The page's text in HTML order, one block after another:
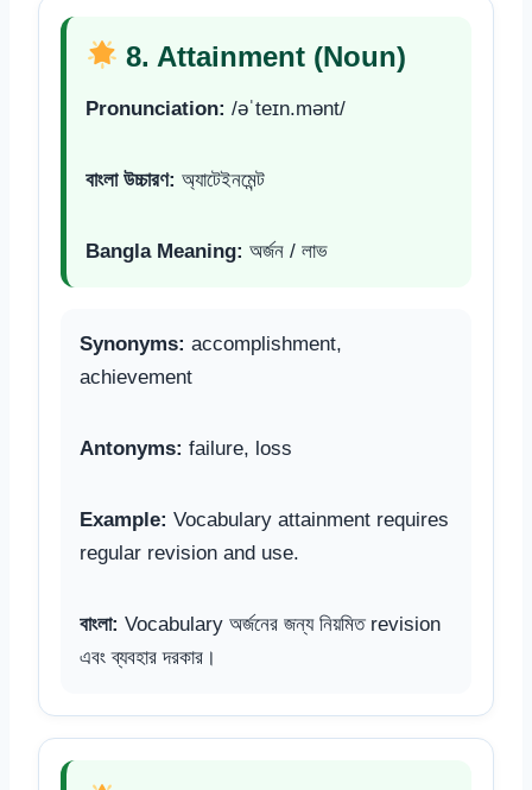
8. Attainment (Noun)
Pronunciation: /əˈteɪn.mənt/
বাংলা উচ্চারণ: অ্যাটেইনমেন্ট
Bangla Meaning: অর্জন / লাভ
Synonyms: accomplishment,
achievement
Antonyms: failure, loss
Example: Vocabulary attainment requires
regular revision and use.
বাংলা: Vocabulary অর্জনের জন্য নিয়মিত revision
এবং ব্যবহার দরকার।